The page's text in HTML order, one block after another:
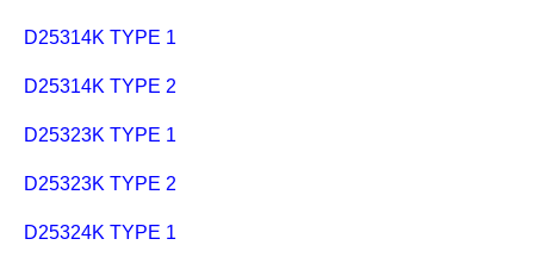
D25314K TYPE 1
D25314K TYPE 2
D25323K TYPE 1
D25323K TYPE 2
D25324K TYPE 1